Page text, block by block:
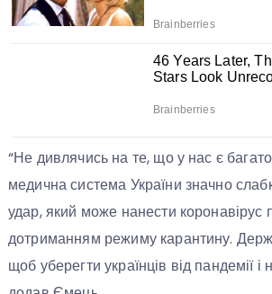
“Не дивлячись на те, що у нас є
медична система України значно
удар, який може нанести
дотриманням режиму карантину.
щоб уберегти українців від пандемії